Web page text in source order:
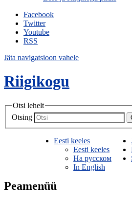
Facebook
Twitter
Youtube
RSS
Jäta navigatsioon vahele
Riigikogu
Otsi lehelt
Otsing
Eesti keeles
Eesti keeles
На русском
In English
Peamenüü